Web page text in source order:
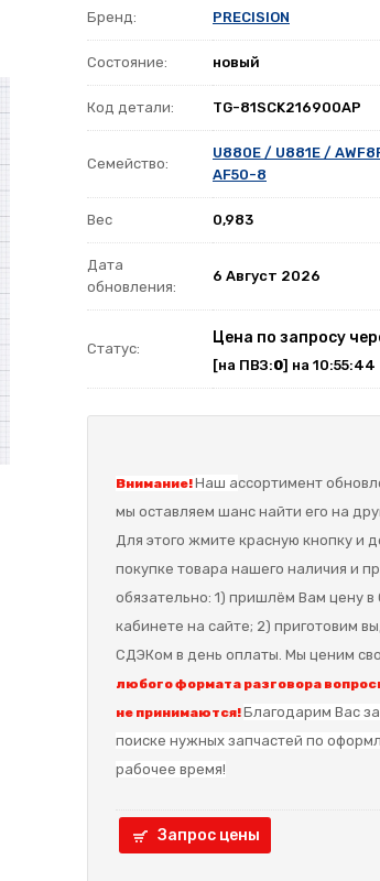
Бренд: PRECISION
Состояние: новый
Код детали: TG-81SCK216900AP
Семейство:
U880E / U881E /
AF50-8
Вес 0,983
Дата
обновления:
6 Август 2026
Статус:
Цена по запросу
[на ПВЗ:0] на 10:55:44
Внимание!Наш ассортимент
мы оставляем шанс найти его на
Для этого жмите красную кнопку и
покупке товара нашего наличия и
обязательно: 1) пришлём Вам цену
кабинете на сайте; 2) приготовим
СДЭКом в день оплаты. Мы ценим
любого формата разговора
не принимаются!Благодарим Вас
поиске нужных запчастей по
рабочее время!
Запрос цены